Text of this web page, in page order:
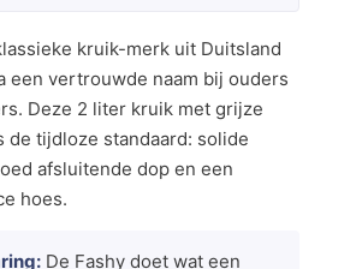
kruik-merk uit Duitsland
een vertrouwde naam bij ouders
Deze 2 liter kruik met grijze
de tijdloze standaard: solide
afsluitende dop en een
hoes.
De Fashy doet wat een